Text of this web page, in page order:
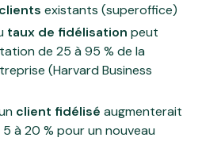
existants (superoffice)
taux de fidélisation peut
de 25 à 95 % de la
(Harvard Business
client fidélisé augmenterait
à 20 % pour un nouveau